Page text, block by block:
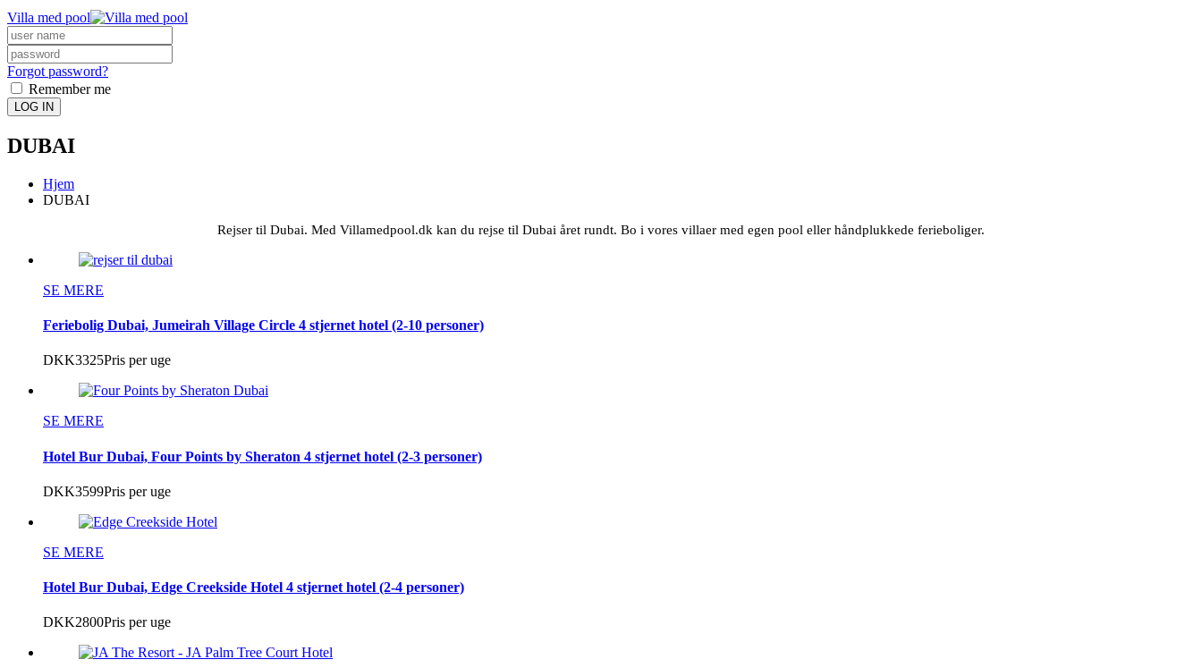
Villa med pool
Forgot password?
Remember me
LOG IN
DUBAI
Hjem
DUBAI
Rejser til Dubai. Med Villamedpool.dk kan du rejse til Dubai året rundt. Bo i vores villaer med egen pool eller håndplukkede ferieboliger.
SE MERE
Feriebolig Dubai, Jumeirah Village Circle 4 stjernet hotel (2-10 personer)
DKK3325Pris per uge
SE MERE
Hotel Bur Dubai, Four Points by Sheraton 4 stjernet hotel (2-3 personer)
DKK3599Pris per uge
SE MERE
Hotel Bur Dubai, Edge Creekside Hotel 4 stjernet hotel (2-4 personer)
DKK2800Pris per uge